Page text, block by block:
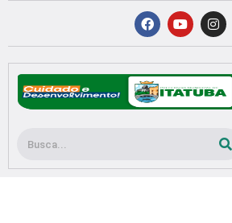
conteúdo
F
a
c
b
o
o
k
Y
o
u
u
b
e
I
n
s
a
g
r
a
Pesquisar